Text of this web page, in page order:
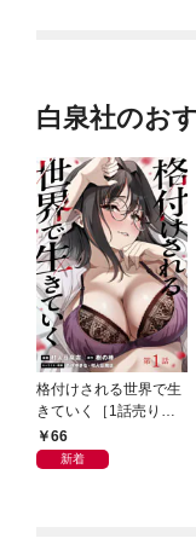
白泉社のお
格付けされる世界で生
きていく［1話売り］
第1話
66
新着